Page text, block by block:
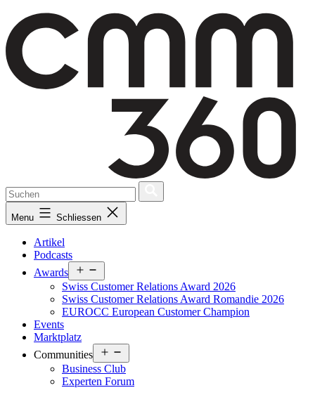
content
Menu Schliessen
Artikel
Podcasts
Awards
menu
Swiss Customer Relations Award 2026
Swiss Customer Relations Award Romandie 2026
EUROCC European Customer Champion
Events
Marktplatz
Communities
menu
Business Club
Experten Forum